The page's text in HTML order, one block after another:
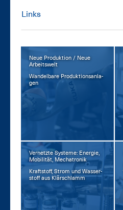
Links
Neue Produktion / Neue
Arbeitswelt
Wan­del­ba­re Pro­duk­ti­ons­an­la­
gen
Vernetzte Systeme: Energie,
Mobilität, Mechatronik
Kraft­stoff, Strom und Was­ser­
stoff aus Klär­schlamm